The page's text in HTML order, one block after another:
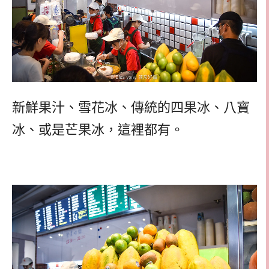
新鮮果汁、雪花冰、傳統的四果冰、八寶
冰、或是芒果冰，這裡都有。